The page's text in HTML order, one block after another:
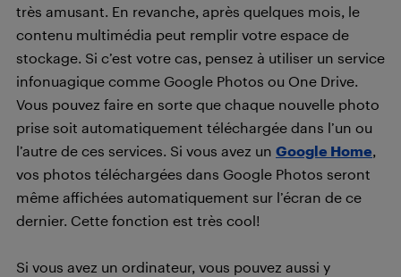
très amusant. En revanche, après quelques mois, le
contenu multimédia peut remplir votre espace de
stockage. Si c’est votre cas, pensez à utiliser un service
infonuagique comme Google Photos ou One Drive.
Vous pouvez faire en sorte que chaque nouvelle photo
prise soit automatiquement téléchargée dans l’un ou
l’autre de ces services. Si vous avez un Google Home,
vos photos téléchargées dans Google Photos seront
même affichées automatiquement sur l’écran de ce
dernier. Cette fonction est très cool!
Si vous avez un ordinateur, vous pouvez aussi y